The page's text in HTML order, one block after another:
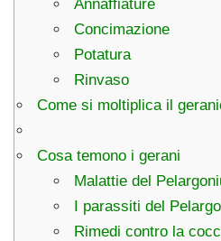
Annaffiature
Concimazione
Potatura
Rinvaso
Come si moltiplica il
Cosa temono i gerani
Malattie del
I parassiti del
Rimedi contro la